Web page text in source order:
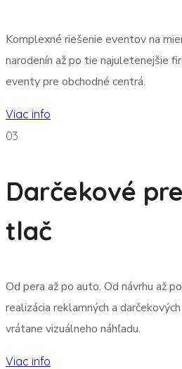
Komplexné riešenie eventov na
narodenín až po tie najuletenejšie
eventy pre obchodné centrá.
Viac info
03
Darčekové
tlač
Od pera až po auto. Od návrhu až
realizácia reklamných a
vrátane vizuálneho náhľadu.
Viac info